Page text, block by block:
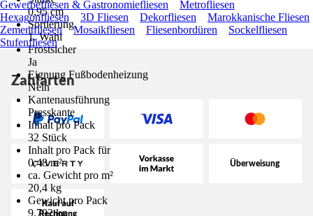
0,95 cm
Sortierung
1. Wahl
Frostsicher
Ja
Eignung Fußbodenheizung
Nein
Kantenausführung
Presskante
Inhalt pro Pack
32 Stück
Inhalt pro Pack für
0,48 m²
ca. Gewicht pro m²
20,4 kg
Gewicht pro Pack
9,792 kg
Gewerbefliesen & Gastronomiefliesen
Metrofliesen
Hexagonfliesen
3D Fliesen Dekorfliesen
Marokkanische Fliesen
Zementfliesen
Mosaikfliesen Fliesenbordüren
Sockelfliesen
Stufenfliesen
Zahlarten